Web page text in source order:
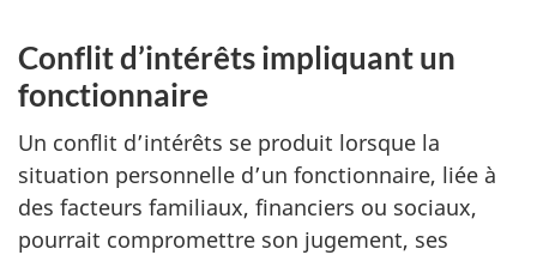
Conflit d’intérêts impliquant un
fonctionnaire
Un conflit d’intérêts se produit lorsque la
situation personnelle d’un fonctionnaire, liée à
des facteurs familiaux, financiers ou sociaux,
pourrait compromettre son jugement, ses